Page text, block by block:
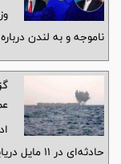
ناموجه و به لندن
حادثه‌ای